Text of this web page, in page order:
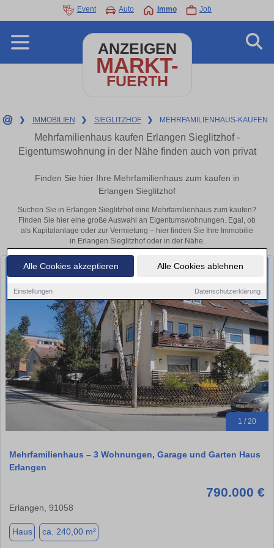
Alle Cookies akzeptieren Alle Cookies ablehnen
Einstellungen Datenschutzerklärung
Event Auto Immo Job
ANZEIGEN
MARKT-
FUERTH
❯ IMMOBILIEN ❯ SIEGLITZHOF ❯ MEHRFAMILIENHAUS-KAUFEN
Mehrfamilienhaus kaufen Erlangen Sieglitzhof -
Eigentumswohnung in der Nähe finden auch von privat
Finden Sie hier Ihre Mehrfamilienhaus zum kaufen in
Erlangen Sieglitzhof
Suchen Sie in Erlangen Sieglitzhof eine Mehrfamilienhaus zum kaufen?
Finden Sie hier eine große Auswahl an Eigentumswohnungen. Egal, ob
als Kapitalanlage oder zur Vermietung – hier finden Sie Ihre Immobilie
in Erlangen Sieglitzhof oder in der Nähe.
1 / 20
Mehrfamilienhaus – 3 Wohnungen, Garage und Garten Haus
Erlangen
790.000 €
Erlangen, 91058
Haus ca. 240,00 m²